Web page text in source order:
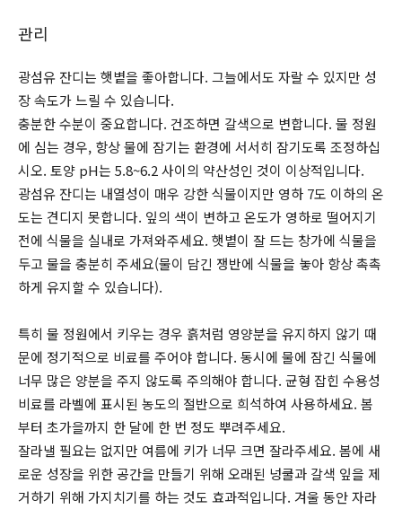
관리
광섬유 잔디는 햇볕을 좋아합니다. 그늘에서도 자랄 수 있지만 성
장 속도가 느릴 수 있습니다.
충분한 수분이 중요합니다. 건조하면 갈색으로 변합니다. 물 정원
에 심는 경우, 항상 물에 잠기는 환경에 서서히 잠기도록 조정하십
시오. 토양 pH는 5.8~6.2 사이의 약산성인 것이 이상적입니다.
광섬유 잔디는 내열성이 매우 강한 식물이지만 영하 7도 이하의 온
도는 견디지 못합니다. 잎의 색이 변하고 온도가 영하로 떨어지기
전에 식물을 실내로 가져와주세요. 햇볕이 잘 드는 창가에 식물을
두고 물을 충분히 주세요(물이 담긴 쟁반에 식물을 놓아 항상 촉촉
하게 유지할 수 있습니다).
특히 물 정원에서 키우는 경우 흙처럼 영양분을 유지하지 않기 때
문에 정기적으로 비료를 주어야 합니다. 동시에 물에 잠긴 식물에
너무 많은 양분을 주지 않도록 주의해야 합니다. 균형 잡힌 수용성
비료를 라벨에 표시된 농도의 절반으로 희석하여 사용하세요. 봄
부터 초가을까지 한 달에 한 번 정도 뿌려주세요.
잘라낼 필요는 없지만 여름에 키가 너무 크면 잘라주세요. 봄에 새
로운 성장을 위한 공간을 만들기 위해 오래된 넝쿨과 갈색 잎을 제
거하기 위해 가지치기를 하는 것도 효과적입니다. 겨울 동안 자라